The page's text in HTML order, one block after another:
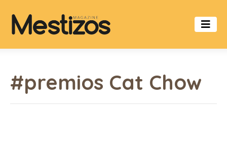
#premios Cat Chow